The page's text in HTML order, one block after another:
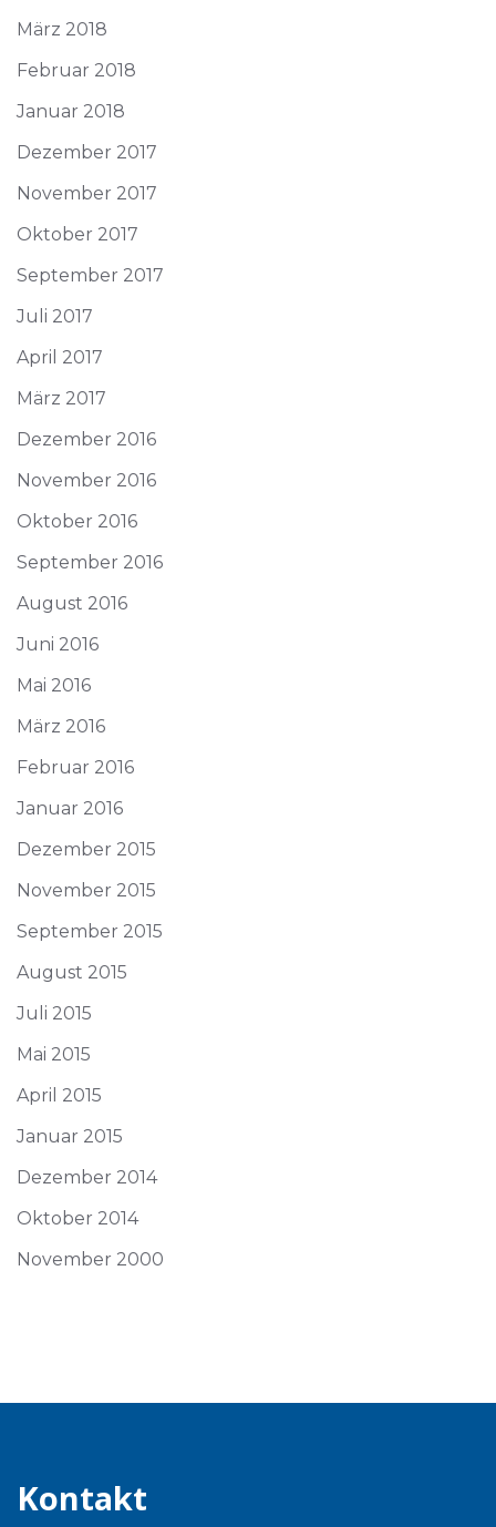
März 2018
Februar 2018
Januar 2018
Dezember 2017
November 2017
Oktober 2017
September 2017
Juli 2017
April 2017
März 2017
Dezember 2016
November 2016
Oktober 2016
September 2016
August 2016
Juni 2016
Mai 2016
März 2016
Februar 2016
Januar 2016
Dezember 2015
November 2015
September 2015
August 2015
Juli 2015
Mai 2015
April 2015
Januar 2015
Dezember 2014
Oktober 2014
November 2000
Kontakt